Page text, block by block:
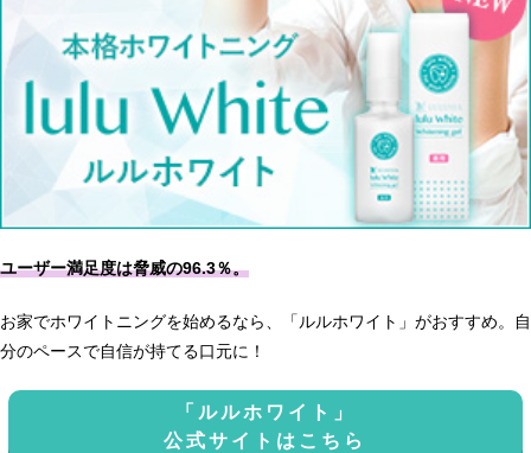
ユーザー満足度は脅威の96.3％。
お家でホワイトニングを始めるなら、「ルルホワイト」がおすすめ。自
分のペースで自信が持てる口元に！
「ルルホワイト」
公式サイトはこちら